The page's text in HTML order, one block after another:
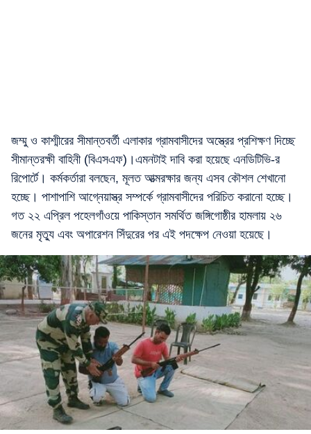
জম্মু ও কাশ্মীরের সীমান্তবর্তী এলাকার গ্রামবাসীদের অস্ত্রের প্রশিক্ষণ দিচ্ছে
সীমান্তরক্ষী বাহিনী (বিএসএফ)।এমনটাই দাবি করা হয়েছে এনডিটিভি-র
রিপোর্টে। কর্মকর্তারা বলছেন, মূলত আত্মরক্ষার জন্য এসব কৌশল শেখানো
হচ্ছে। পাশাপাশি আগ্নেয়াস্ত্র সম্পর্কে গ্রামবাসীদের পরিচিত করানো হচ্ছে।
গত ২২ এপ্রিল পহেলগাঁওয়ে পাকিস্তান সমর্থিত জঙ্গিগোষ্ঠীর হামলায় ২৬
জনের মৃত্যু এবং অপারেশন সিঁদুরের পর এই পদক্ষেপ নেওয়া হয়েছে।